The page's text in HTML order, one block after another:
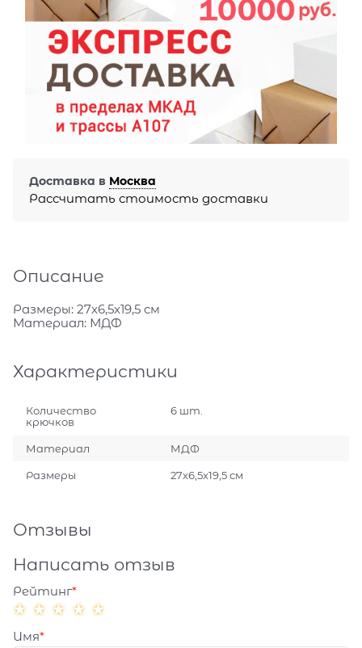
Доставка в Москва
Рассчитать стоимость доставки
Описание
Размеры: 27x6,5x19,5 см
Материал: МДФ
Характеристики
Количество
крючков
6 шт.
Материал МДФ
Размеры 27x6,5x19,5 см
Отзывы
Написать отзыв
Рейтинг
Имя